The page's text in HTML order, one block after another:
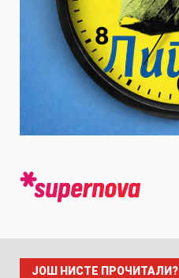
ЈОШ НИСТЕ ПРОЧИТАЛИ?